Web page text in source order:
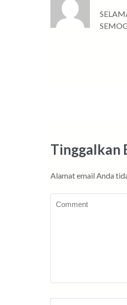
Tinggalkan
Alamat email Anda